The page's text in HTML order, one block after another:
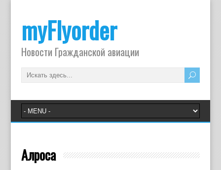
myFlyorder
Новости Гражданской авиации
Алроса